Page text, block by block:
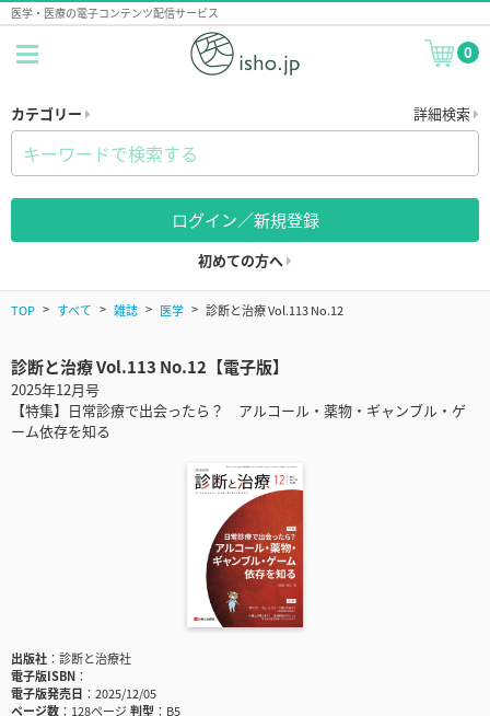
医学・医療の電子コンテンツ配信サービス
0
カテゴリー 詳細検索
ログイン／新規登録
初めての方へ
TOP すべて 雑誌 医学 診断と治療 Vol.113 No.12
診断と治療 Vol.113 No.12【電子版】
2025年12月号
【特集】日常診療で出会ったら？ アルコール・薬物・ギャンブル・ゲ
ーム依存を知る
出版社
診断と治療社
電子版ISBN
電子版発売日
2025/12/05
ページ数
128ページ判型
B5